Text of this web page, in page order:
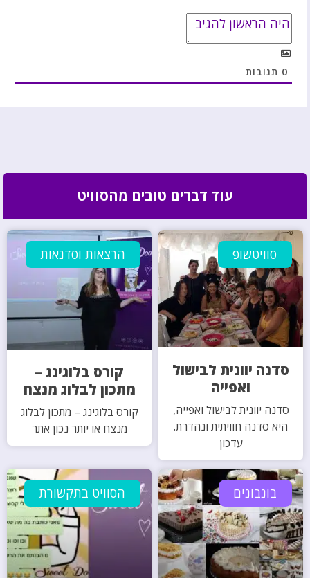
0 תגובות
עוד דברים טובים מהסוויט
סוויטשופ
סדנה יוונית לבישול
ואפייה
סדנה יוונית לבישול ואפייה,
היא סדנה חוויתית ונהדרת.
עדכון
הרצאות וסדנאות
קורס בלוגינג –
מתכון לבלוג מנצח
קורס בלוגינג – מתכון לבלוג
מנצח או יותר נכון אתר
בונבונים הסוויט בתקשורת